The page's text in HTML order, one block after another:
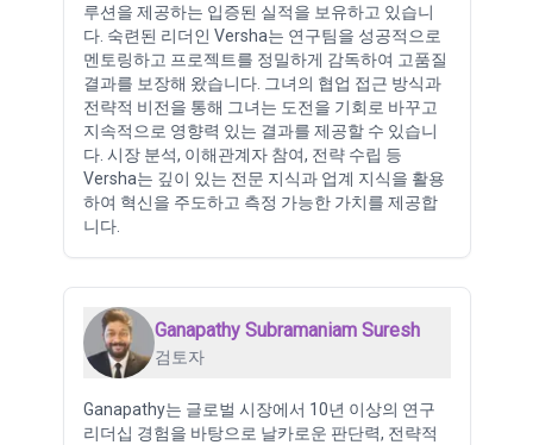
루션을 제공하는 입증된 실적을 보유하고 있습니
다. 숙련된 리더인 Versha는 연구팀을 성공적으로
멘토링하고 프로젝트를 정밀하게 감독하여 고품질
결과를 보장해 왔습니다. 그녀의 협업 접근 방식과
전략적 비전을 통해 그녀는 도전을 기회로 바꾸고
지속적으로 영향력 있는 결과를 제공할 수 있습니
다. 시장 분석, 이해관계자 참여, 전략 수립 등
Versha는 깊이 있는 전문 지식과 업계 지식을 활용
하여 혁신을 주도하고 측정 가능한 가치를 제공합
니다.
Ganapathy Subramaniam Suresh
검토자
Ganapathy는 글로벌 시장에서 10년 이상의 연구
리더십 경험을 바탕으로 날카로운 판단력, 전략적